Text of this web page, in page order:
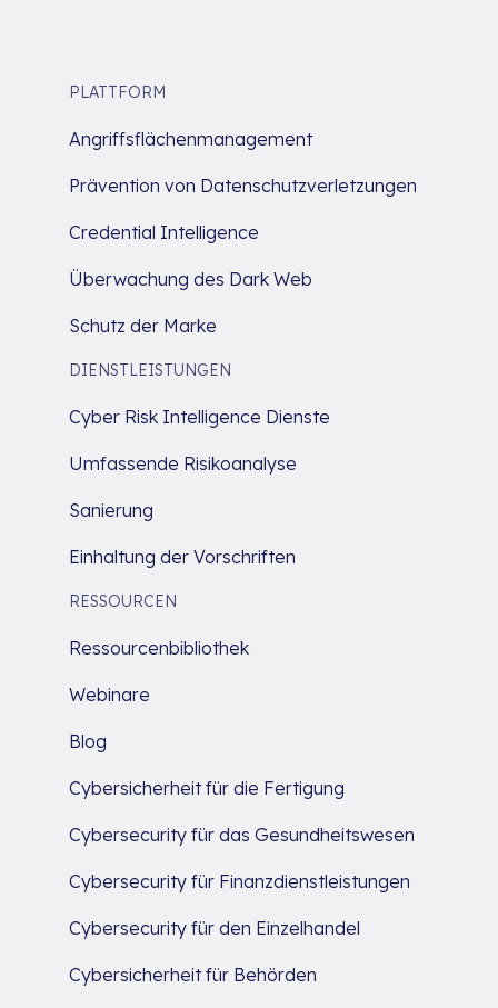
PLATTFORM
Angriffsflächenmanagement
Prävention von Datenschutzverletzungen
Credential Intelligence
Überwachung des Dark Web
Schutz der Marke
DIENSTLEISTUNGEN
Cyber Risk Intelligence Dienste
Umfassende Risikoanalyse
Sanierung
Einhaltung der Vorschriften
RESSOURCEN
Ressourcenbibliothek
Webinare
Blog
Cybersicherheit für die Fertigung
Cybersecurity für das Gesundheitswesen
Cybersecurity für Finanzdienstleistungen
Cybersecurity für den Einzelhandel
Cybersicherheit für Behörden